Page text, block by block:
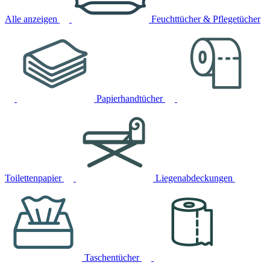
Alle anzeigen Feuchttücher & Pflegetücher
Papierhandtücher
Toilettenpapier Liegenabdeckungen
Taschentücher